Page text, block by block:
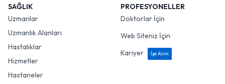
SAĞLIK
Uzmanlar
Uzmanlık Alanları
Hastalıklar
Hizmetler
Hastaneler
PROFESYONELLER
Doktorlar İçin
Web Siteniz İçin
Kariyer
İşe Alım